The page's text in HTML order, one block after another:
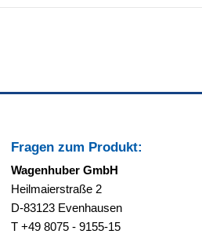
Fragen zum Produkt:
Wagenhuber GmbH
Heilmaierstraße 2
D-83123 Evenhausen
T +49 8075 - 9155-15